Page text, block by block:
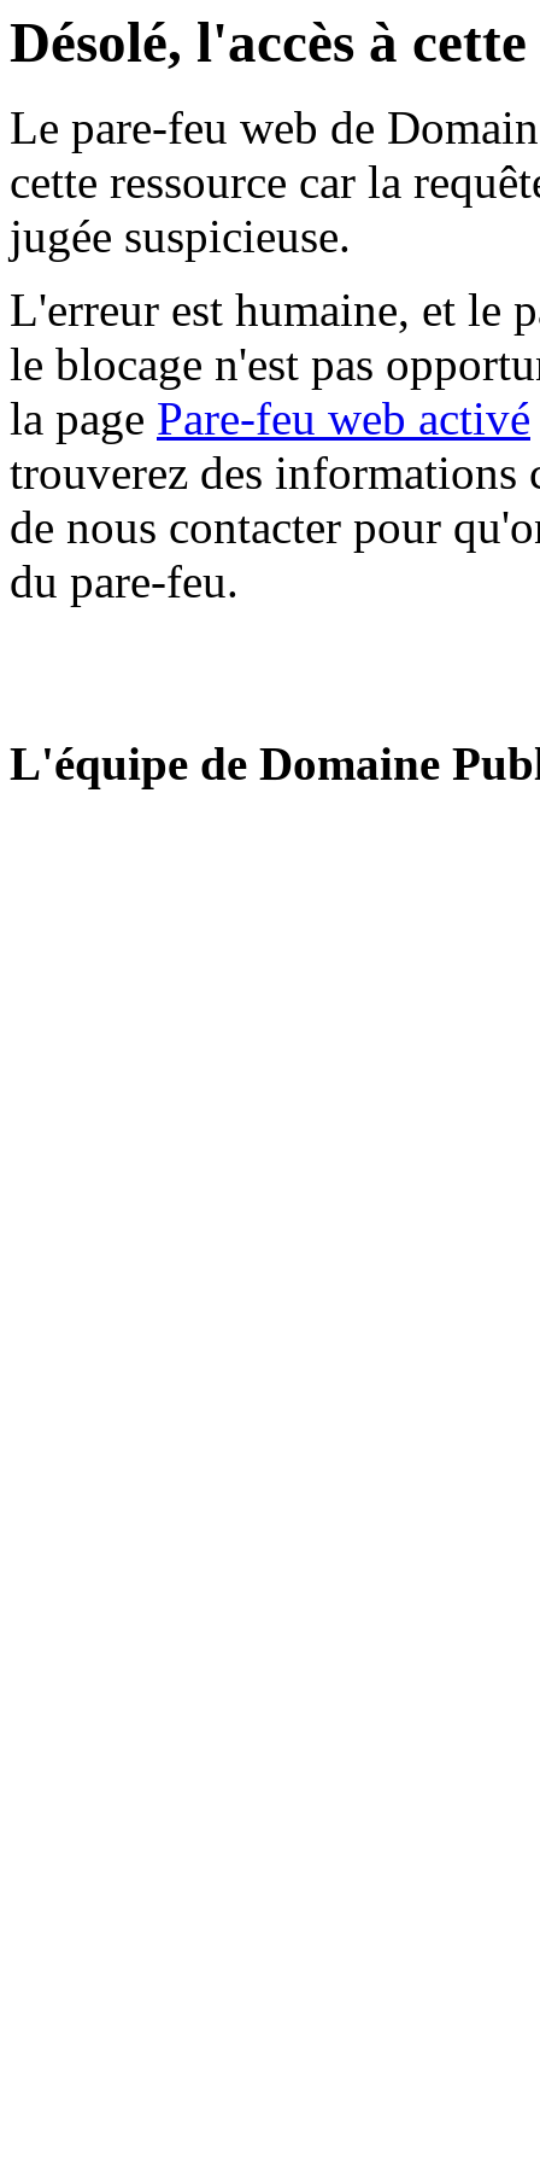
Désolé, l'accès à
Le pare-feu web de
cette ressource car la
jugée suspicieuse.
L'erreur est humaine, et le
le blocage n'est pas
la page Pare-feu web activé
trouverez des informations
de nous contacter pour
du pare-feu.
L'équipe de Domaine